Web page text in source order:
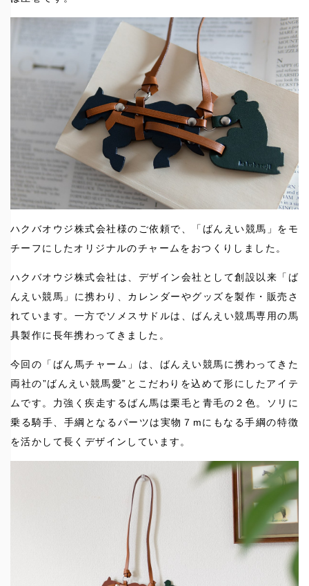
ハクバオウジ株式会社様のご依頼で、「ばんえい競馬」をモ
チーフにしたオリジナルのチャームをおつくりしました。
ハクバオウジ株式会社は、デザイン会社として創設以来「ば
んえい競馬」に携わり、カレンダーやグッズを製作・販売さ
れています。一方でソメスサドルは、ばんえい競馬専用の馬
具製作に長年携わってきました。
今回の「ばん馬チャーム」は、ばんえい競馬に携わってきた
両社の”ばんえい競馬愛”とこだわりを込めて形にしたアイテ
ムです。力強く疾走するばん馬は栗毛と青毛の２色。ソリに
乗る騎手、手綱となるパーツは実物７mにもなる手綱の特徴
を活かして長くデザインしています。